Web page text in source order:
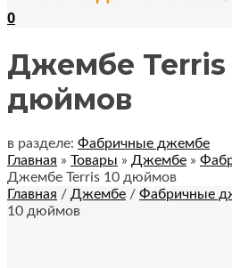
0
Джембе Terris
дюймов
в разделе: Фабричные джембе
Главная » Товары » Джембе »
Джембе Terris 10 дюймов
Главная / Джембе / Фабричные
10 дюймов